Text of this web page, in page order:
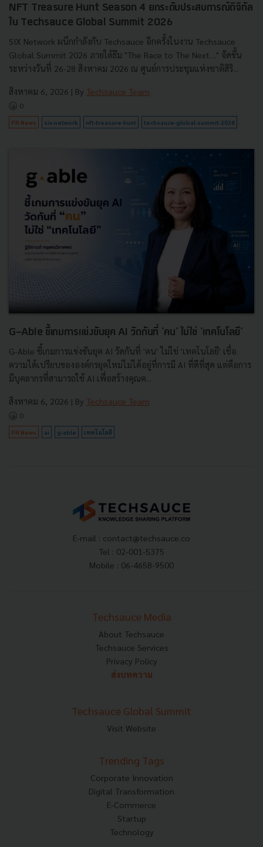
NFT Treasure Hunt Season 4 ยกระดับประสบการณ์ดิจิทัล
ใน Techsauce Global Summit 2026
SIX Network ผนึกกำลังกับ Techsauce อีกครั้งในงาน Techsauce
Global Summit 2026 ภายใต้ธีม "The Race to The Next…" จัดขึ้น
ระหว่างวันที่ 26-28 สิงหาคม 2026 ณ ศูนย์การประชุมแห่งชาติสิริ...
สิงหาคม 6, 2026 | By Techsauce Team
0
PR News six-network nft-treasure-hunt techsauce-global-summit-2026
G-Able ชี้เกมการแข่งขันยุค AI วัดกันที่ 'คน' ไม่ใช่ 'เทคโนโลยี'
G-Able ชี้เกมการแข่งขันยุค AI วัดกันที่ 'คน' ไม่ใช่ 'เทคโนโลยี' เชื่อ
ความได้เปรียบขององค์กรยุคใหม่ไม่ได้อยู่ที่การมี AI ที่ดีที่สุด แต่คือการ
มีบุคลากรที่สามารถใช้ AI เพื่อสร้างคุณค...
สิงหาคม 6, 2026 | By Techsauce Team
0
PR News ai g-able เทคโนโลยี
E-mail : contact@techsauce.co
Tel : 02-001-5375
Mobile : 06-4658-9500
Techsauce Media
About Techsauce
Techsauce Services
Privacy Policy
ส่งบทความ
Techsauce Global Summit
Visit Website
Trending Tags
Corporate Innovation
Digital Transformation
E-Commerce
Startup
Technology